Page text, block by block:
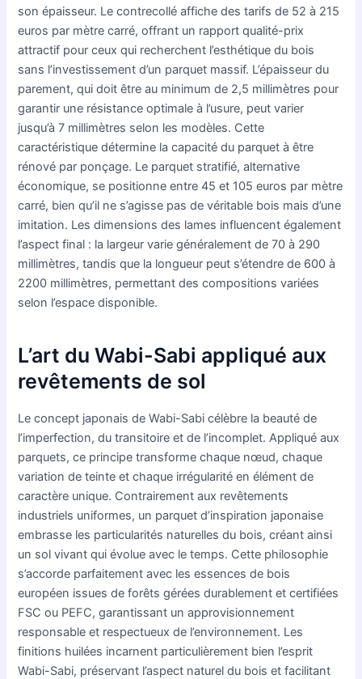
son épaisseur. Le contrecollé affiche des tarifs de 52 à 215
euros par mètre carré, offrant un rapport qualité-prix
attractif pour ceux qui recherchent l’esthétique du bois
sans l’investissement d’un parquet massif. L’épaisseur du
parement, qui doit être au minimum de 2,5 millimètres pour
garantir une résistance optimale à l’usure, peut varier
jusqu’à 7 millimètres selon les modèles. Cette
caractéristique détermine la capacité du parquet à être
rénové par ponçage. Le parquet stratifié, alternative
économique, se positionne entre 45 et 105 euros par mètre
carré, bien qu’il ne s’agisse pas de véritable bois mais d’une
imitation. Les dimensions des lames influencent également
l’aspect final : la largeur varie généralement de 70 à 290
millimètres, tandis que la longueur peut s’étendre de 600 à
2200 millimètres, permettant des compositions variées
selon l’espace disponible.
L’art du Wabi-Sabi appliqué aux
revêtements de sol
Le concept japonais de Wabi-Sabi célèbre la beauté de
l’imperfection, du transitoire et de l’incomplet. Appliqué aux
parquets, ce principe transforme chaque nœud, chaque
variation de teinte et chaque irrégularité en élément de
caractère unique. Contrairement aux revêtements
industriels uniformes, un parquet d’inspiration japonaise
embrasse les particularités naturelles du bois, créant ainsi
un sol vivant qui évolue avec le temps. Cette philosophie
s’accorde parfaitement avec les essences de bois
européen issues de forêts gérées durablement et certifiées
FSC ou PEFC, garantissant un approvisionnement
responsable et respectueux de l’environnement. Les
finitions huilées incarnent particulièrement bien l’esprit
Wabi-Sabi, préservant l’aspect naturel du bois et facilitant